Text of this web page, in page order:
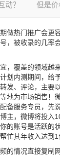
互动？ 但是价
热门推广会更容
，被收录的几率
覆盖的领域越
划内测期间，给
发、评论，主要
地为市场销售！
备服务专员，先
主，微博将投入
的账号是活跃的
忙其年收入达到1
情况直接复制